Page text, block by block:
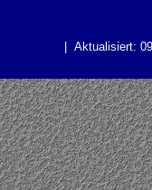
| Aktualisiert: